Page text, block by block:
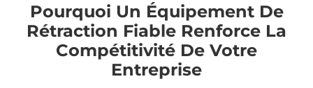
Machine de Soudage par Rétractation sans
Pourquoi Un Équipement De
Rétraction Fiable Renforce La
Compétitivité De Votre
Entreprise